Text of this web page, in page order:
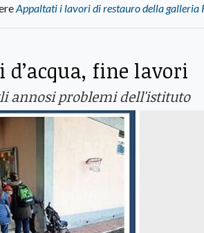
Appaltati i lavori di restauro della galleria
fine lavori
annosi problemi dell'istituto